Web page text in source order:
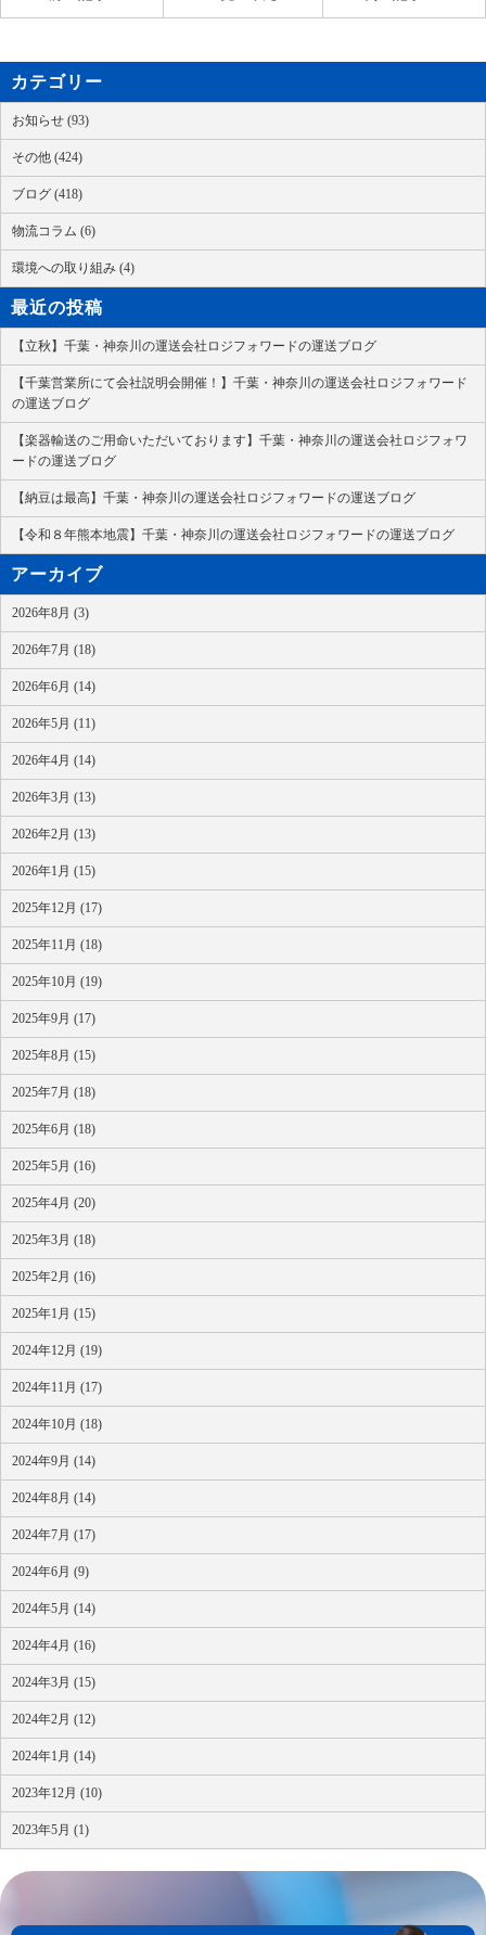
カテゴリー
お知らせ (93)
その他 (424)
ブログ (418)
物流コラム (6)
環境への取り組み (4)
最近の投稿
【立秋】千葉・神奈川の運送会社ロジフォワードの運送ブログ
【千葉営業所にて会社説明会開催！】千葉・神奈川の運送会社ロジフォワード
の運送ブログ
【楽器輸送のご用命いただいております】千葉・神奈川の運送会社ロジフォワ
ードの運送ブログ
【納豆は最高】千葉・神奈川の運送会社ロジフォワードの運送ブログ
【令和８年熊本地震】千葉・神奈川の運送会社ロジフォワードの運送ブログ
アーカイブ
2026年8月 (3)
2026年7月 (18)
2026年6月 (14)
2026年5月 (11)
2026年4月 (14)
2026年3月 (13)
2026年2月 (13)
2026年1月 (15)
2025年12月 (17)
2025年11月 (18)
2025年10月 (19)
2025年9月 (17)
2025年8月 (15)
2025年7月 (18)
2025年6月 (18)
2025年5月 (16)
2025年4月 (20)
2025年3月 (18)
2025年2月 (16)
2025年1月 (15)
2024年12月 (19)
2024年11月 (17)
2024年10月 (18)
2024年9月 (14)
2024年8月 (14)
2024年7月 (17)
2024年6月 (9)
2024年5月 (14)
2024年4月 (16)
2024年3月 (15)
2024年2月 (12)
2024年1月 (14)
2023年12月 (10)
2023年5月 (1)